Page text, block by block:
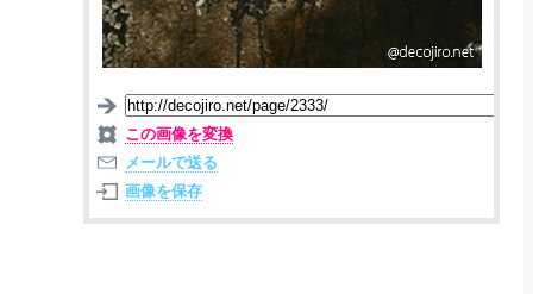
この画像を変換
メールで送る
画像を保存